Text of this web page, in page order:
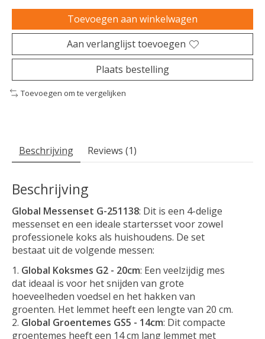
Toevoegen aan winkelwagen
Aan verlanglijst toevoegen
Plaats bestelling
Toevoegen om te vergelijken
Beschrijving Reviews (1)
Beschrijving
Global Messenset G-251138: Dit is een 4-delige
messenset en een ideale startersset voor zowel
professionele koks als huishoudens. De set
bestaat uit de volgende messen:
Global Koksmes G2 - 20cm: Een veelzijdig mes
dat ideaal is voor het snijden van grote
hoeveelheden voedsel en het hakken van
groenten. Het lemmet heeft een lengte van 20 cm.
Global Groentemes GS5 - 14cm: Dit compacte
groentemes heeft een 14 cm lang lemmet met